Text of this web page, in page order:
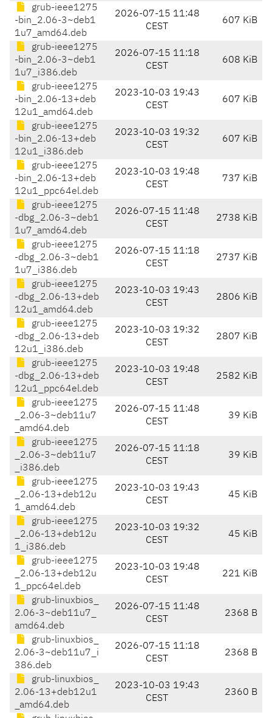
grub-ieee1275
-bin_2.06-3~deb1
1u7_amd64.deb
2026-07-15 11:48
CEST
607 KiB
grub-ieee1275
-bin_2.06-3~deb1
1u7_i386.deb
2026-07-15 11:18
CEST
608 KiB
grub-ieee1275
-bin_2.06-13+deb
12u1_amd64.deb
2023-10-03 19:43
CEST
607 KiB
grub-ieee1275
-bin_2.06-13+deb
12u1_i386.deb
2023-10-03 19:32
CEST
607 KiB
grub-ieee1275
-bin_2.06-13+deb
12u1_ppc64el.deb
2023-10-03 19:48
CEST
737 KiB
grub-ieee1275
-dbg_2.06-3~deb1
1u7_amd64.deb
2026-07-15 11:48
CEST
2738 KiB
grub-ieee1275
-dbg_2.06-3~deb1
1u7_i386.deb
2026-07-15 11:18
CEST
2737 KiB
grub-ieee1275
-dbg_2.06-13+deb
12u1_amd64.deb
2023-10-03 19:43
CEST
2806 KiB
grub-ieee1275
-dbg_2.06-13+deb
12u1_i386.deb
2023-10-03 19:32
CEST
2807 KiB
grub-ieee1275
-dbg_2.06-13+deb
12u1_ppc64el.deb
2023-10-03 19:48
CEST
2582 KiB
grub-ieee1275
_2.06-3~deb11u7
_amd64.deb
2026-07-15 11:48
CEST
39 KiB
grub-ieee1275
_2.06-3~deb11u7
_i386.deb
2026-07-15 11:18
CEST
39 KiB
grub-ieee1275
_2.06-13+deb12u
1_amd64.deb
2023-10-03 19:43
CEST
45 KiB
grub-ieee1275
_2.06-13+deb12u
1_i386.deb
2023-10-03 19:32
CEST
45 KiB
grub-ieee1275
_2.06-13+deb12u
1_ppc64el.deb
2023-10-03 19:48
CEST
221 KiB
grub-linuxbios_
2.06-3~deb11u7_
amd64.deb
2026-07-15 11:48
CEST
2368 B
grub-linuxbios_
2.06-3~deb11u7_i
386.deb
2026-07-15 11:18
CEST
2368 B
grub-linuxbios_
2.06-13+deb12u1
_amd64.deb
2023-10-03 19:43
CEST
2360 B